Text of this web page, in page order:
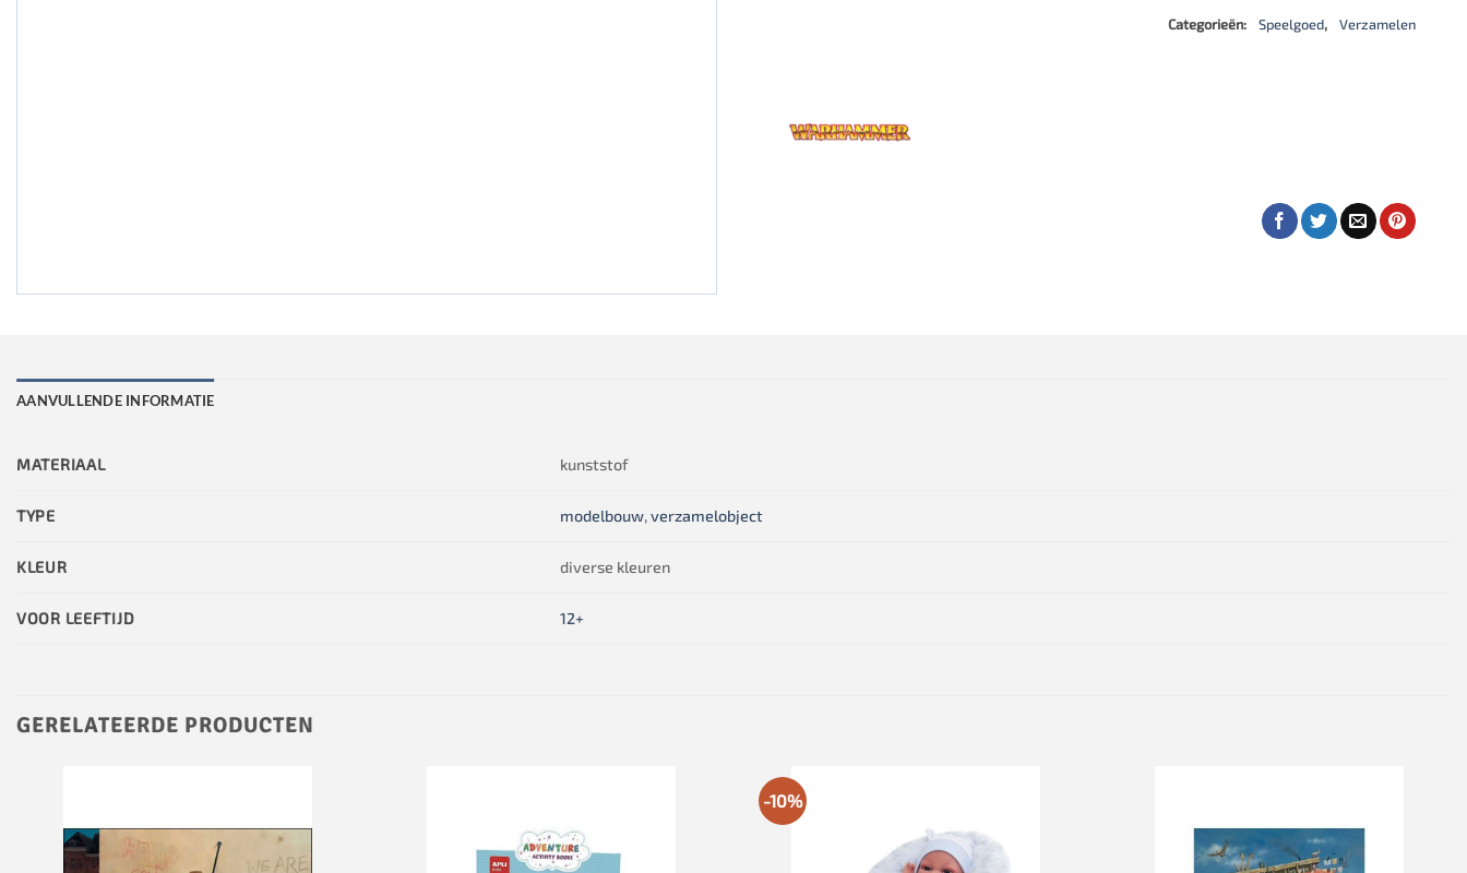
Categorieën:
Speelgoed, Verzamelen
AANVULLENDE INFORMATIE
MATERIAAL kunststof
TYPE modelbouw,verzamelobject
KLEUR diverse kleuren
VOOR LEEFTIJD 12+
GERELATEERDE PRODUCTEN
-10%